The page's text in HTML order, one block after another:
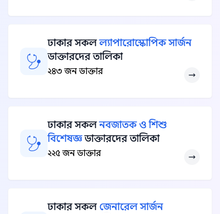
ঢাকার সকলল্যাপারোস্কোপিক সার্জন
ডাক্তারদের তালিকা
২৪৩ জন ডাক্তার
ঢাকার সকলনবজাতক ও শিশু
বিশেষজ্ঞডাক্তারদের তালিকা
২২৫ জন ডাক্তার
ঢাকার সকল জেনারেল সার্জন